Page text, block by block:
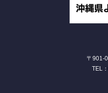
〒901-
TEL